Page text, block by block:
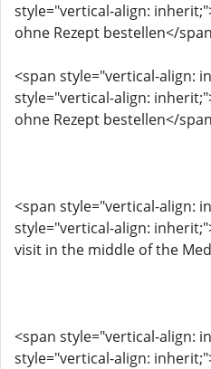
style="vertical-align:
ohne Rezept bestellen</
<span style="vertical-align:
style="vertical-align:
ohne Rezept bestellen</
<span style="vertical-align:
style="vertical-align:
visit in the middle of the
<span style="vertical-align:
style="vertical-align: